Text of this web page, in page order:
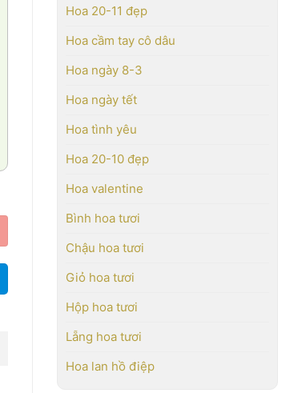
Hoa 20-11 đẹp
Hoa cầm tay cô dâu
Hoa ngày 8-3
Hoa ngày tết
Hoa tình yêu
Hoa 20-10 đẹp
Hoa valentine
Bình hoa tươi
Chậu hoa tươi
Giỏ hoa tươi
Hộp hoa tươi
Lẵng hoa tươi
Hoa lan hồ điệp